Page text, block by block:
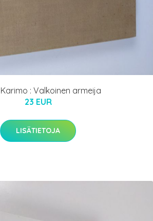
: Valkoinen armeija
23 EUR
LISÄTIETOJA